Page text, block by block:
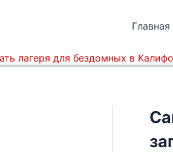
Главная
лагеря для бездомных в